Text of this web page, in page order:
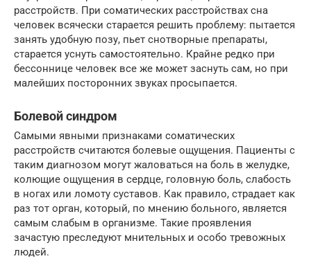
расстройств. При соматических расстройствах сна
человек всячески старается решить проблему: пытается
занять удобную позу, пьет снотворные препараты,
старается уснуть самостоятельно. Крайне редко при
бессоннице человек все же может заснуть сам, но при
малейших посторонних звуках просыпается.
Болевой синдром
Самыми явными признаками соматических
расстройств считаются болевые ощущения. Пациенты с
таким диагнозом могут жаловаться на боль в желудке,
колющие ощущения в сердце, головную боль, слабость
в ногах или ломоту суставов. Как правило, страдает как
раз тот орган, который, по мнению больного, является
самым слабым в организме. Такие проявления
зачастую преследуют мнительных и особо тревожных
людей.